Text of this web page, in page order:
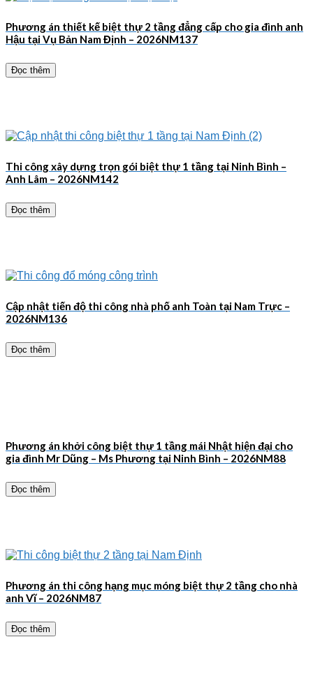
Phương án thiết kế biệt thự 2 tầng đẳng cấp cho gia đình anh
Hậu tại Vụ Bản Nam Định – 2026NM137
Đọc thêm
Thi công xây dựng trọn gói biệt thự 1 tầng tại Ninh Bình –
Anh Lâm – 2026NM142
Đọc thêm
Cập nhật tiến độ thi công nhà phố anh Toàn tại Nam Trực –
2026NM136
Đọc thêm
Phương án khởi công biệt thự 1 tầng mái Nhật hiện đại cho
gia đình Mr Dũng – Ms Phương tại Ninh Bình – 2026NM88
Đọc thêm
Phương án thi công hạng mục móng biệt thự 2 tầng cho nhà
anh Vĩ – 2026NM87
Đọc thêm